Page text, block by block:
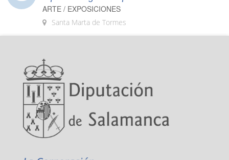
ARTE / EXPOSICIONES
Santa Marta de Tormes